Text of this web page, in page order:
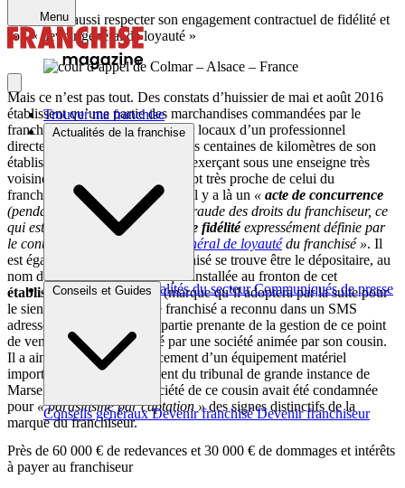
Menu
Trouver ma franchise
Actualités de la franchise
Brèves et actus Actualités du secteur Communiqués de presse
Conseils et Guides
Conseils généraux Devenir franchisé Devenir franchiseur
Il aurait dû aussi respecter son engagement contractuel de fidélité et
son « devoir général de loyauté »
Mais ce n’est pas tout. Des constats d’huissier de mai et août 2016
établissent qu’une partie des marchandises commandées par le
franchisé a été retrouvée dans les locaux d’un professionnel
directement concurrent situé à des centaines de kilomètres de son
établissement. Un professionnel exerçant sous une enseigne très
voisine et sur la base d’un concept très proche de celui du
franchiseur. Pour les magistrats, il y a là un « acte de concurrence
(pendant le contrat) effectué en fraude des droits du franchiseur, ce
qui est contraire àl’obligation de fidélitéexpressément définie par
le contrat, ainsi qu’au
devoir général de loyauté du franchisé ». Il
est également établi que le franchisé se trouve être le dépositaire, au
nom de sa société, de la marque installée au fronton de cet
établissement concurrent(marque qu’il adoptera par la suite pour
le sien propre). En outre, le franchisé a reconnu dans un SMS
adressé au franchiseur être partie prenante de la gestion de ce point
de vente, lequel est exploité par une société animée par son cousin.
Il a ainsi participé au financement d’un équipement matériel
important. Enfin, un jugement du tribunal de grande instance de
Marseille a établi que la société de ce cousin avait été condamnée
pour « parasitisme par captation »des signes distinctifs de la
marque du franchiseur.
Près de 60 000 € de redevances et 30 000 € de dommages et intérêts
à payer au franchiseur